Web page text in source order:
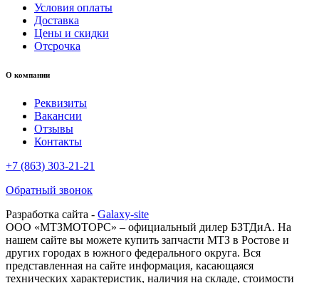
Условия оплаты
Доставка
Цены и скидки
Отсрочка
О компании
Реквизиты
Вакансии
Отзывы
Контакты
+7 (863) 303-21-21
Обратный звонок
Разработка сайта - Galaxy-site
ООО «МТЗМОТОРС» – официальный дилер БЗТДиА. На
нашем сайте вы можете купить запчасти МТЗ в Ростове и
других городах в южного федерального округа. Вся
представленная на сайте информация, касающаяся
технических характеристик, наличия на складе, стоимости